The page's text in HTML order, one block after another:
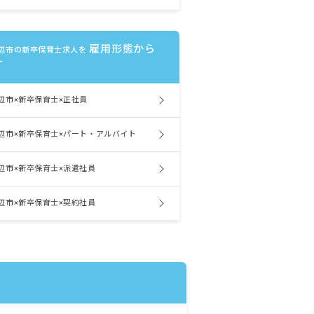
市の新卒保育士求人を 雇用形態から
市×新卒保育士×正社員
市×新卒保育士×パート・アルバイト
市×新卒保育士×派遣社員
市×新卒保育士×契約社員